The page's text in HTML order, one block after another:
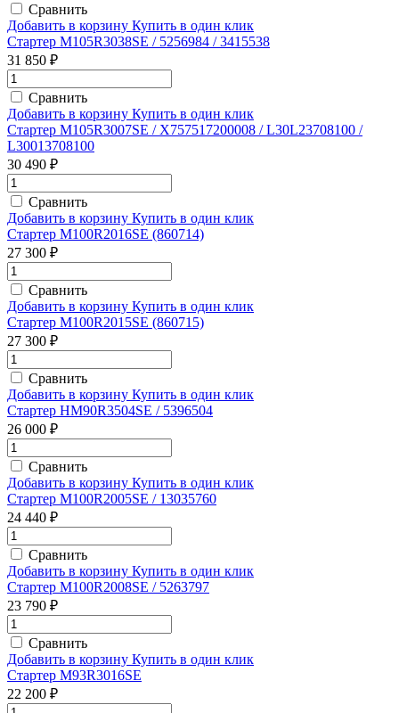
Сравнить
Добавить в корзину Купить в один клик
Стартер M105R3038SE / 5256984 / 3415538
31 850 ₽
Сравнить
Добавить в корзину Купить в один клик
Стартер M105R3007SE / X757517200008 / L30L23708100 /
L30013708100
30 490 ₽
Сравнить
Добавить в корзину Купить в один клик
Стартер M100R2016SE (860714)
27 300 ₽
Сравнить
Добавить в корзину Купить в один клик
Стартер M100R2015SE (860715)
27 300 ₽
Сравнить
Добавить в корзину Купить в один клик
Стартер HM90R3504SE / 5396504
26 000 ₽
Сравнить
Добавить в корзину Купить в один клик
Стартер M100R2005SE / 13035760
24 440 ₽
Сравнить
Добавить в корзину Купить в один клик
Стартер M100R2008SE / 5263797
23 790 ₽
Сравнить
Добавить в корзину Купить в один клик
Стартер M93R3016SE
22 200 ₽